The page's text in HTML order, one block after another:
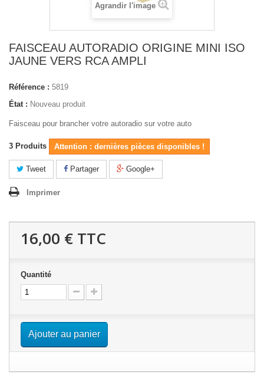
Agrandir l'image
FAISCEAU AUTORADIO ORIGINE MINI ISO
JAUNE VERS RCA AMPLI
Référence : 5819
État : Nouveau produit
Faisceau pour brancher votre autoradio sur votre auto
3 Produits Attention : dernières pièces disponibles !
Tweet Partager Google+
Imprimer
16,00 € TTC
Quantité
Ajouter au panier